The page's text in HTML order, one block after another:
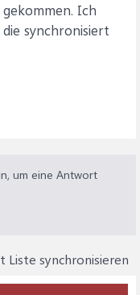
Ich
synchronisiert
um eine Antwort
Liste synchronisieren